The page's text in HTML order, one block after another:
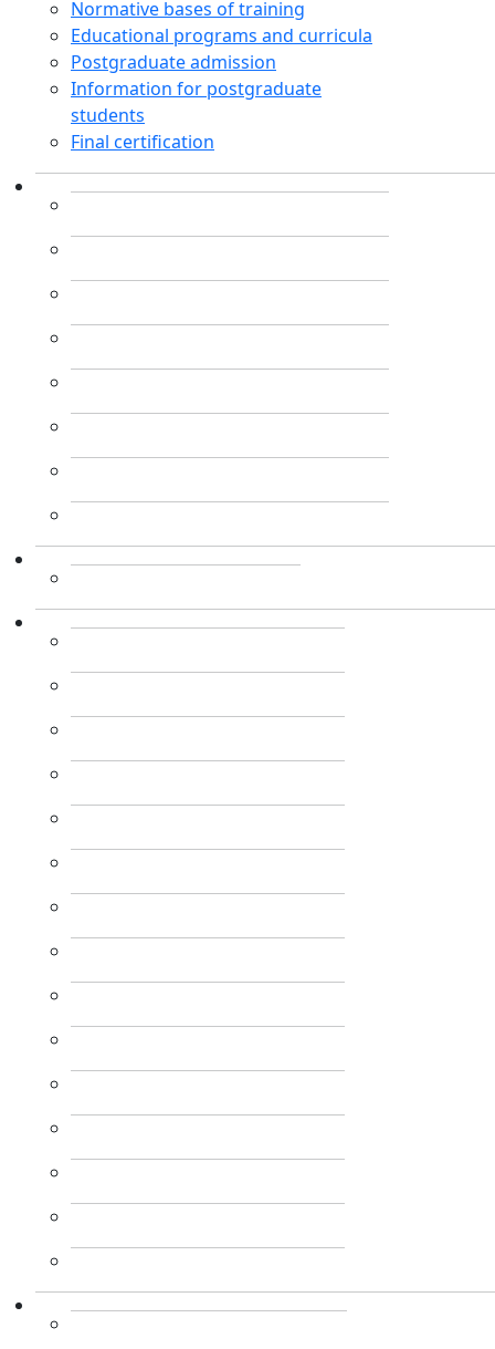
Normative bases of training
Educational programs and curricula
Postgraduate admission
Information for postgraduate
students
Final certification